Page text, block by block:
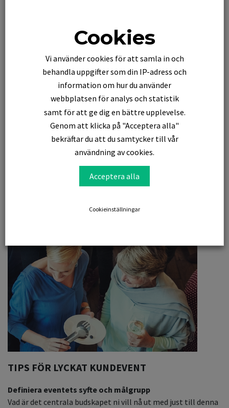
TIPS FÖR LYCKAT KUNDEVENT
Definiera eventets syfte och målgrupp
Vad är det centrala budskapet ni vill nå ut med just till denna
Cookies
Vi använder cookies för att samla in och
behandla uppgifter som din IP-adress och
information om hur du använder
webbplatsen för analys och statistik
samt för att ge dig en bättre upplevelse.
Genom att klicka på "Acceptera alla"
bekräftar du att du samtycker till vår
användning av cookies.
Acceptera alla
Cookieinställningar